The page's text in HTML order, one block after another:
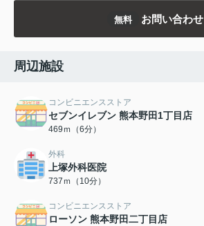
無料 お問い合わせ
周辺施設
コンビニエンスストア
セブンイレブン 熊本野田1丁目店
469ｍ（6分）
外科
上塚外科医院
737ｍ（10分）
コンビニエンスストア
ローソン 熊本野田二丁目店